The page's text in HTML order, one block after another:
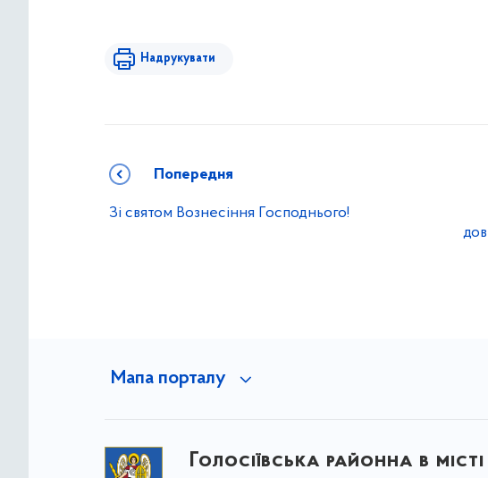
Надрукувати
Попередня
Зі святом Вознесіння Господнього!
Мапа порталу
Голосіївська районна в місті